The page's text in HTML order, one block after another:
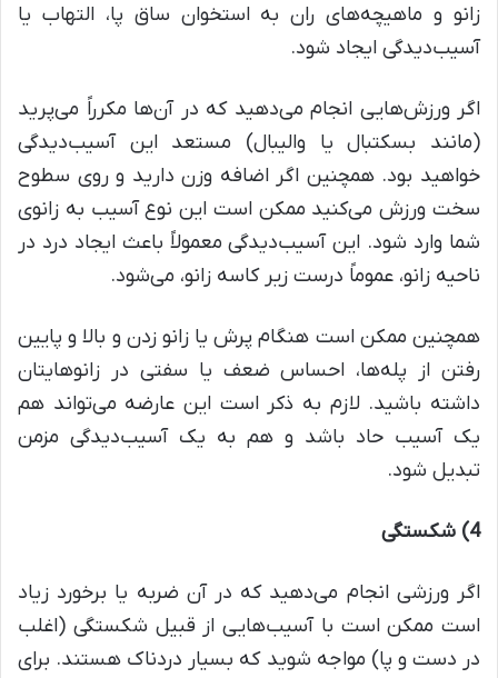
زانو و ماهیچه‌های ران به استخوان ساق پا، التهاب یا
آسیب‌دیدگی ایجاد شود.
اگر ورزش‌هایی انجام می‌دهید که در آن‌ها مکرراً می‌پرید
(مانند بسکتبال یا والیبال) مستعد این آسیب‌دیدگی
خواهید بود. همچنین اگر اضافه وزن دارید و روی سطوح
سخت ورزش می‌کنید ممکن است این نوع آسیب به زانوی
شما وارد شود. این آسیب‌دیدگی معمولاً باعث ایجاد درد در
ناحیه زانو، عموماً درست زیر کاسه زانو، می‌شود.
همچنین ممکن است هنگام پرش یا زانو زدن و بالا و پایین
رفتن از پله‌ها، احساس ضعف یا سفتی در زانوهایتان
داشته باشید. لازم به ذکر است این عارضه می‌تواند هم
یک آسیب حاد باشد و هم به یک آسیب‌دیدگی مزمن
تبدیل شود.
4) شکستگی
اگر ورزشی انجام می‌دهید که در آن ضربه یا برخورد زیاد
است ممکن است با آسیب‌هایی از قبیل شکستگی (اغلب
در دست و پا) مواجه شوید که بسیار دردناک هستند. برای